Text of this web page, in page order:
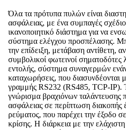
Όλα τα πρότυπα πυλών είναι
ασφάλειας, με ένα συμπαγές
ικανοποιητικό διάστημα για να
σύστημα ελέγχου προσπέλασης.
την επίδειξη, μετάβαση αντίθετη,
συμβολικοί φωτεινοί σηματοδότες
εντολής, σύστημα συναγερμών
καταχωρήσεις, που διασυνδέονται
γραμμής RS232 (RS485, TCP-IP).
γνώρισμα βραχιόνων ταλάντευσης
ασφάλειας σε περίπτωση διακοπής
ρεύματος, που παρέχει την έξοδο
κρίσης. Η διάρκεια με την